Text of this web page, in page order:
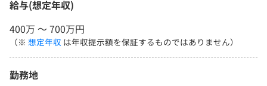
給与(想定年収)
400万 〜 700万円
（※ 想定年収 は年収提示額を保証するものではありません）
勤務地